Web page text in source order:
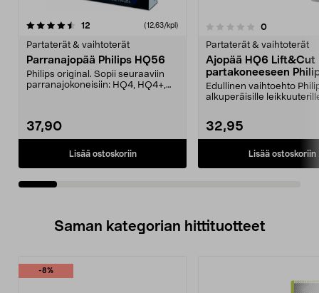
12 (12,63/kpl)
Partaterät & vaihtoterät
Parranajopää Philips HQ56
Philips original. Sopii seuraaviin
parranajokoneisiin: HQ4, HQ4+,
37,90
Lisää ostoskoriin
0.0 viidestä
0arvostelut
Partaterät & vaihtoterät
Ajopää HQ6 Lift&Cut
partakoneeseen
Edullinen vaihtoehto
alkuperäisille
32,95
Lisää ostoskoriin
0.0 viidestä
Saman kategorian hittituotteet
-8%